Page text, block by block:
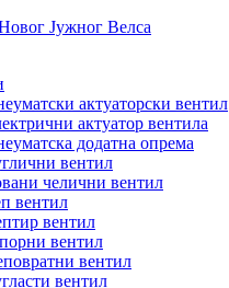
актуаторски вентил
актуатор вентила
додатна опрема
вентил
челични вентил
вентил
вентил
вентил
вентил
вентил